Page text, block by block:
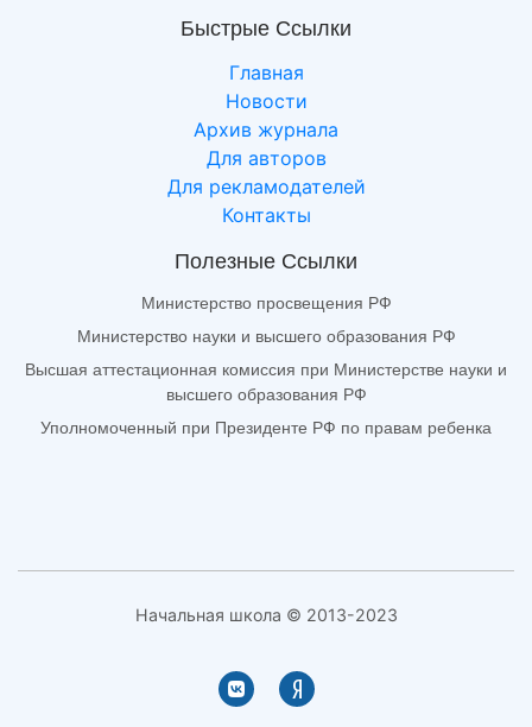
Быстрые Ссылки
Главная
Новости
Архив журнала
Для авторов
Для рекламодателей
Контакты
Полезные Ссылки
Министерство просвещения РФ
Министерство науки и высшего образования РФ
Высшая аттестационная комиссия при Министерстве науки и
высшего образования РФ
Уполномоченный при Президенте РФ по правам ребенка
Начальная школа © 2013-2023